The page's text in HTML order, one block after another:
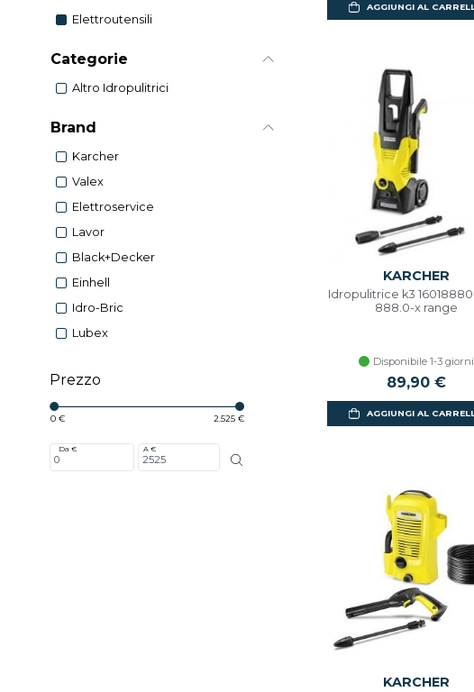
Elettroutensili
Categorie
Altro Idropulitrici
Brand
Karcher
Valex
Elettroservice
Lavor
Black+decker
Einhell
Idro-Bric
Lubex
Prezzo
0 € 2.525 €
Da € A €
AGGIUNGI AL
KARCHER
Idropulitrice k3 16018880
888.0-x range
Disponibile 1-3 giorni
89,90 €
AGGIUNGI AL
KARCHER